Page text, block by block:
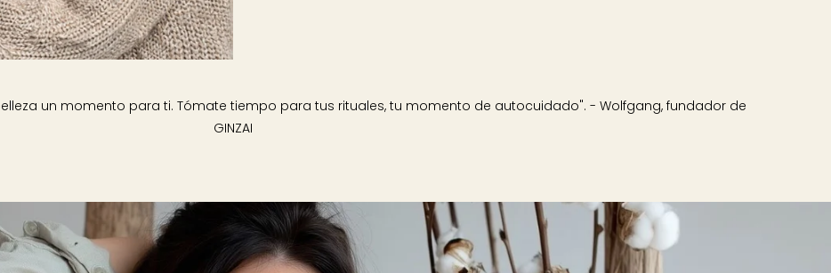
un momento para ti. Tómate tiempo para tus rituales, tu momento de autocuidado". - Wolfgang, fundador de
GINZAI